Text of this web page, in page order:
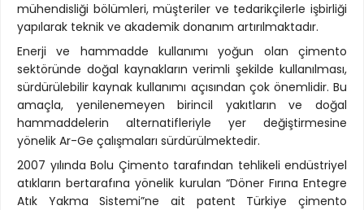
mühendisliği bölümleri, müşteriler ve tedarikçilerle işbirliği
yapılarak teknik ve akademik donanım artırılmaktadır.
Enerji ve hammadde kullanımı yoğun olan çimento
sektöründe doğal kaynakların verimli şekilde kullanılması,
sürdürülebilir kaynak kullanımı açısından çok önemlidir. Bu
amaçla, yenilenemeyen birincil yakıtların ve doğal
hammaddelerin alternatifleriyle yer değiştirmesine
yönelik Ar-Ge çalışmaları sürdürülmektedir.
2007 yılında Bolu Çimento tarafından tehlikeli endüstriyel
atıkların bertarafına yönelik kurulan “Döner Fırına Entegre
Atık Yakma Sistemi”ne ait patent Türkiye çimento